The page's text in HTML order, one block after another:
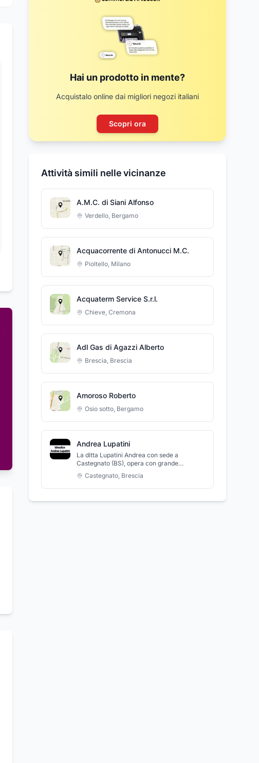
Hai un prodotto in mente?
Acquistalo online dai migliori negozi italiani
Scopri ora
Attività simili nelle vicinanze
A.M.C. di Siani Alfonso
Verdello, Bergamo
Acquacorrente di Antonucci M.C.
Pioltello, Milano
Acquaterm Service S.r.l.
Chieve, Cremona
Adl Gas di Agazzi Alberto
Brescia, Brescia
Amoroso Roberto
Osio sotto, Bergamo
Andrea Lupatini
La ditta Lupatini Andrea con sede a
Castegnato (BS), opera con grande
esperienza e professionalità nel settore
degli impianti idrosanitari e di
riscaldamento. Progetta e realizza impianti
Castegnato, Brescia